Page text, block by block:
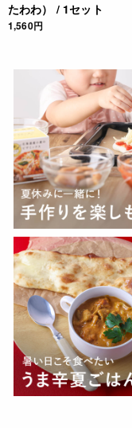
たわわ） / 1セット
1,560円